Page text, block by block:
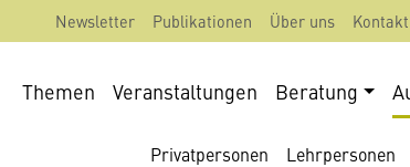
Newsletter Publikationen Über uns Kontakt
Themen Veranstaltungen Beratung
Privatpersonen Lehrpersonen